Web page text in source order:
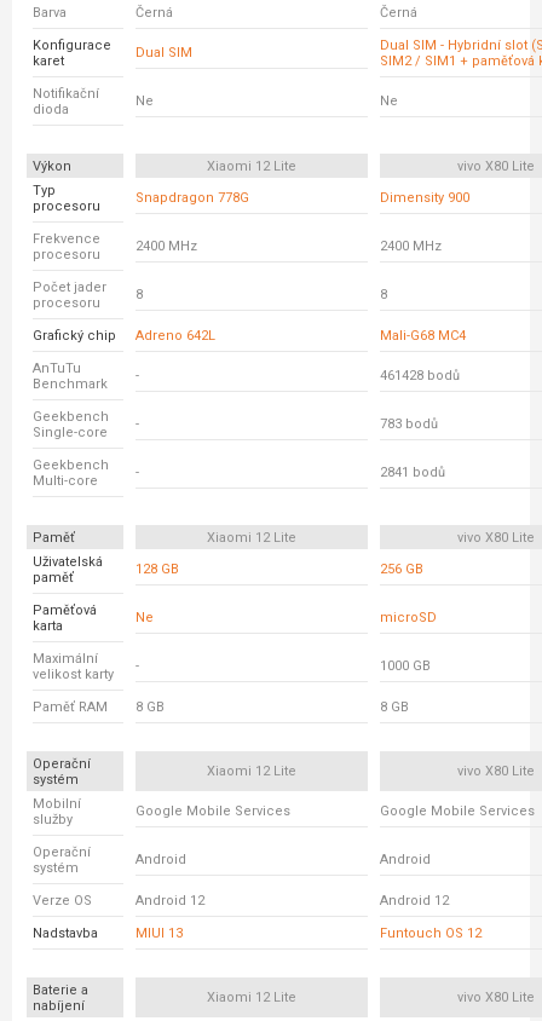
Barva Černá Černá
Konfigurace
karet
Dual SIM
Dual SIM - Hybridní slot
SIM2 / SIM1 + paměťová
Notifikační
dioda
Ne Ne
Výkon Xiaomi 12 Lite
vivo X80 Lite
Typ
procesoru
Snapdragon 778G Dimensity 900
Frekvence
procesoru
2400 MHz 2400 MHz
Počet jader
procesoru
8 8
Grafický chip Adreno 642L Mali-G68 MC4
AnTuTu
Benchmark
- 461428 bodů
Geekbench
Single-core
- 783 bodů
Geekbench
Multi-core
- 2841 bodů
Paměť Xiaomi 12 Lite
vivo X80 Lite
Uživatelská
paměť
128 GB 256 GB
Paměťová
karta
Ne microSD
Maximální
velikost karty
- 1000 GB
Paměť RAM 8 GB 8 GB
Operační
systém
Xiaomi 12 Lite vivo X80 Lite
Mobilní
služby
Google Mobile Services Google Mobile Services
Operační
systém
Android Android
Verze OS Android 12 Android 12
Nadstavba MIUI 13 Funtouch OS 12
Baterie a
nabíjení
Xiaomi 12 Lite vivo X80 Lite